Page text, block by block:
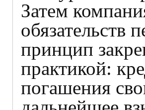
Затем
обязательств
принцип
практикой:
погашения